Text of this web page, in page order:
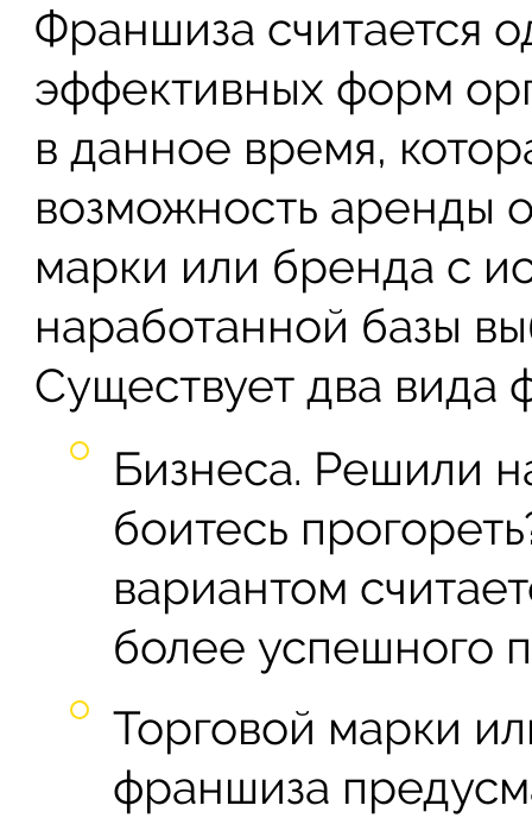
Франшиза считается
эффективных форм
в данное время,
возможность аренды
марки или бренда с
наработанной базы
Существует два вида
Бизнеса. Решили
боитесь
вариантом
более успешного
Торговой марки
франшиза